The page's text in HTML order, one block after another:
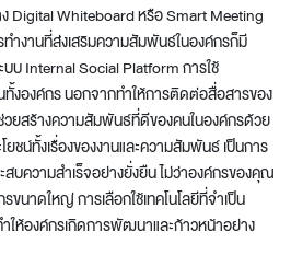
Digital Whiteboard หรือ Smart Meeting
ำงานที่ส่งเสริมความสัมพันธ์ในองค์กรก็มี
บ Internal Social Platform การใช้
งองค์กร นอกจากทำให้การติดต่อสื่อสารของ
วยสร้างความสัมพันธ์ที่ดีของคนในองค์กรด้วย
โยชน์ทั้งเรื่องของงานและความสัมพันธ์ เป็นการ
บความสำเร็จอย่างยั่งยืน ไม่ว่าองค์กรของคุณ
ขนาดใหญ่ การเลือกใช้เทคโนโลยีที่จำเป็น
ให้องค์กรเกิดการพัฒนาและก้าวหน้าอย่าง